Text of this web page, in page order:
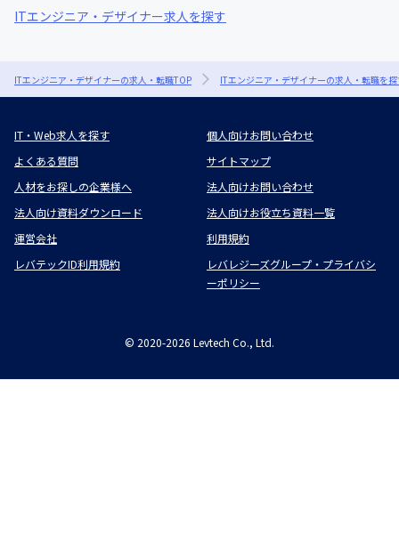
ITエンジニア・デザイナー求人を探す
ITエンジニア・デザイナーの求人・転職TOP ITエンジニア・デザイナーの求人・転職を
IT・Web求人を探す
個人向けお問い合わせ
よくある質問
サイトマップ
人材をお探しの企業様へ
法人向けお問い合わせ
法人向け資料ダウンロード
法人向けお役立ち資料一覧
運営会社
利用規約
レバテックID利用規約
レバレジーズグループ・プライバシ
ーポリシー
© 2020-2026 Levtech Co., Ltd.